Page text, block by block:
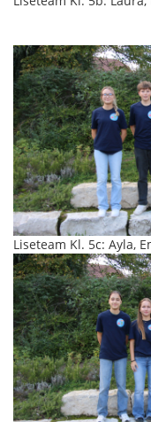
Liseteam Kl. 5c: Ayla,